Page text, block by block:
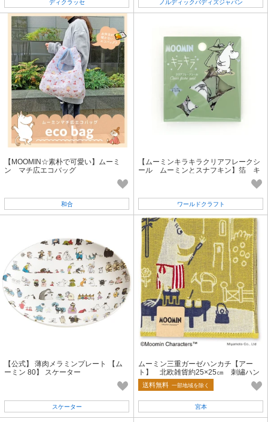
ディクラッセ ノルディックバディズジャパン
【MOOMIN☆素朴で可愛い】ムーミ
ン マチ広エコバッグ
和合
【ムーミンキラキラクリアフレークシ
ール ムーミンとスナフキン】箔 キ
ワールドクラフト
【公式】 薄肉メラミンプレート 【ム
ーミン 80】 スケーター
スケーター
ムーミン三重ガーゼハンカチ【アー
ト】 北欧雑貨約25×25㎝ 刺繡ハン
カチ
送料無料 一部地域を除く
宮本